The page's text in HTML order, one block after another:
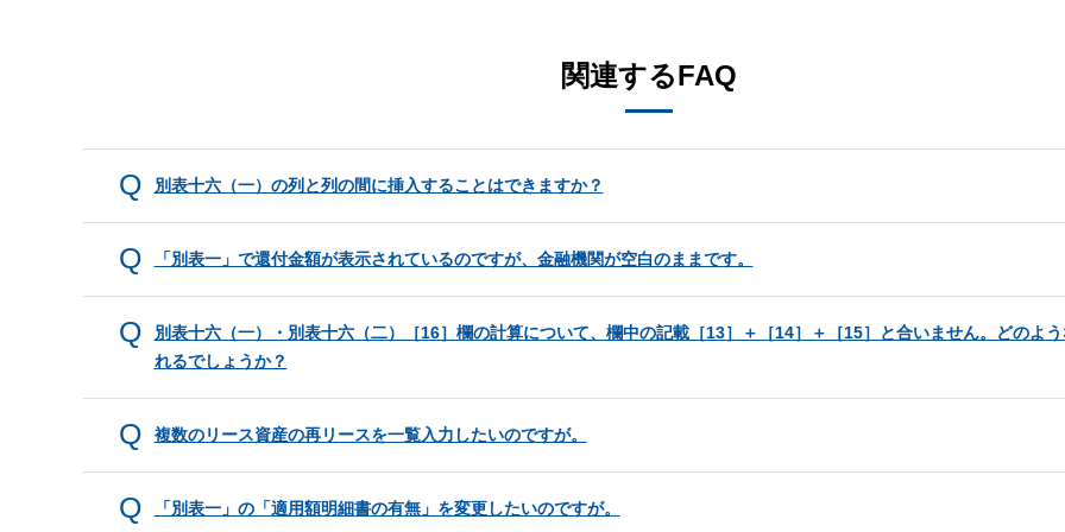
関連するFAQ
別表十六（一）の列と列の間に挿入することはできますか？
「別表一」で還付金額が表示されているのですが、金融機関が空白のままです。
別表十六（一）・別表十六（二）［16］欄の計算について、欄中の記載［13］＋［14］＋［15］と合いません。どのよ
れるでしょうか？
複数のリース資産の再リースを一覧入力したいのですが。
「別表一」の「適用額明細書の有無」を変更したいのですが。